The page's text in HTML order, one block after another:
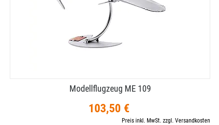
Modellflugzeug ME 109
103,50 €
Preis inkl. MwSt. zzgl. Versandkosten